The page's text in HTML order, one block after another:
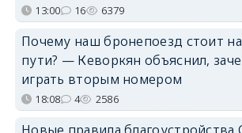
13:00 16 6379
Почему наш бронепоезд стоит
пути? — Кеворкян объяснил,
играть вторым номером
18:08 4 2586